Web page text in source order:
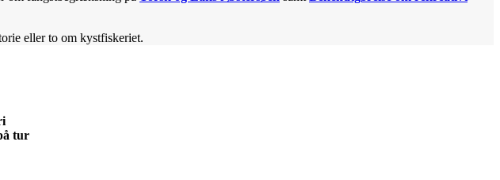
eller to om kystfiskeriet.
tur